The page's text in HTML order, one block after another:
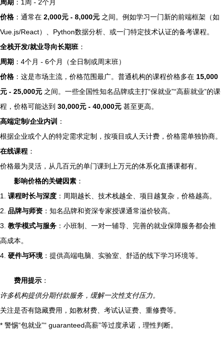
周期 ：1周 - 2个月
价格 ：通常在 2,000元 - 8,000元 之间。例如学习一门新的前端框架（如
Vue.js/React）、Python数据分析、或一门特定技术认证的备考课程。
全栈开发/就业导向长期班 ：
周期 ：4个月 - 6个月（全日制或周末班）
价格 ：这是市场主流，价格范围最广。普通机构的课程价格多在 15,000
元 - 25,000元 之间。一些全国性知名品牌或主打“保就业”“高薪就业”的课
程，价格可能达到 30,000元 - 40,000元 甚至更高。
高端定制/企业内训
：
根据企业或个人的特定需求定制，按项目或人天计费，价格需单独协商。
在线课程 ：
价格最为灵活，从几百元的单门课到上万元的体系化直播课都有。
影响价格的关键因素 ：
1. 课程时长与深度 ：周期越长、技术栈越全、项目越复杂，价格越高。
2. 品牌与师资 ：知名品牌和资深专家授课通常溢价较高。
3. 教学模式与服务 ：小班制、一对一辅导、完善的就业保障服务都会推
高成本。
4. 硬件与环境：提供高端电脑、实验室、舒适的线下学习环境等。
费用提示 ：
许多机构提供分期付款服务，缓解一次性支付压力。
关注是否有隐藏费用，如教材费、考试认证费、重修费等。
* 警惕“包就业”“ guaranteed高薪”等过度承诺，理性判断。